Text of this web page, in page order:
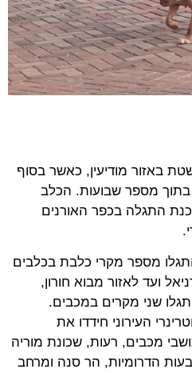
באזור מודיעין, כאשר בסוף
מספר שבועות. הכלב
התגלה בכפר האורנים
מספר מקרי כלבת בכלבים
ועד לאזור מבוא חורון,
שני מקרים במכבים.
העירוני חידדו את
מכבים, רעות, שכונת מוריה
הדרומיות, הר סנה ומרחב